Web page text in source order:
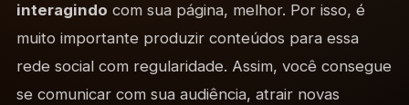
interagindo com sua página, melhor. Por isso, é
muito importante produzir conteúdos para essa
rede social com regularidade. Assim, você consegue
se comunicar com sua audiência, atrair novas